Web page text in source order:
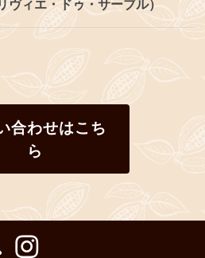
ヴィエ・ドゥ・サーブル）
合わせはこち
ら